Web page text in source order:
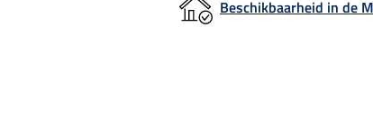
Beschikbaarheid in de